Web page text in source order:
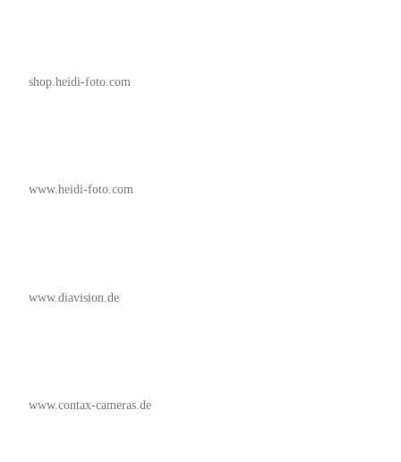
shop.heidi-foto.com
www.heidi-foto.com
www.diavision.de
www.contax-cameras.de